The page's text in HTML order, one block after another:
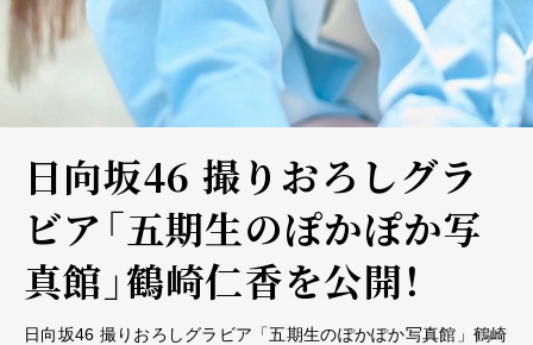
日向坂46 撮りおろしグラ
ビア「五期生のぽかぽか写
真館」鶴崎仁香を公開！
日向坂46 撮りおろしグラビア「五期生のぽかぽか写真館」鶴崎